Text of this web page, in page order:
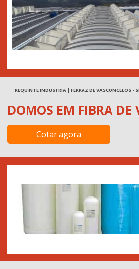
REQUINTE INDUSTRIA | FERRAZ DE VASCONCELOS -
DOMOS EM FIBRA DE
Cotar agora